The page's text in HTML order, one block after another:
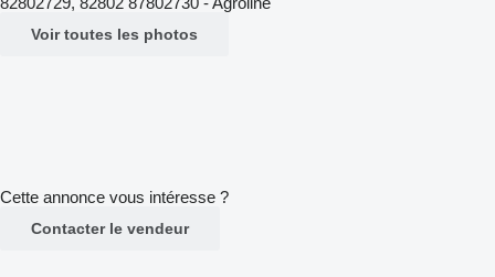
Voir toutes les photos
Cette annonce vous intéresse ?
Contacter le vendeur